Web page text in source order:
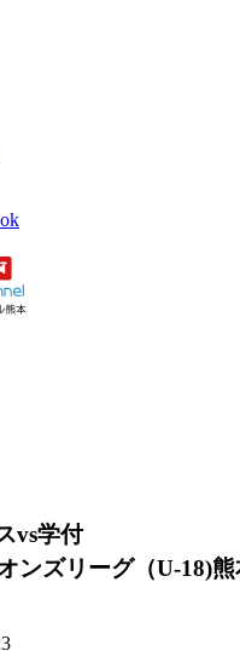
vs学付
ンズリーグ（U-18)